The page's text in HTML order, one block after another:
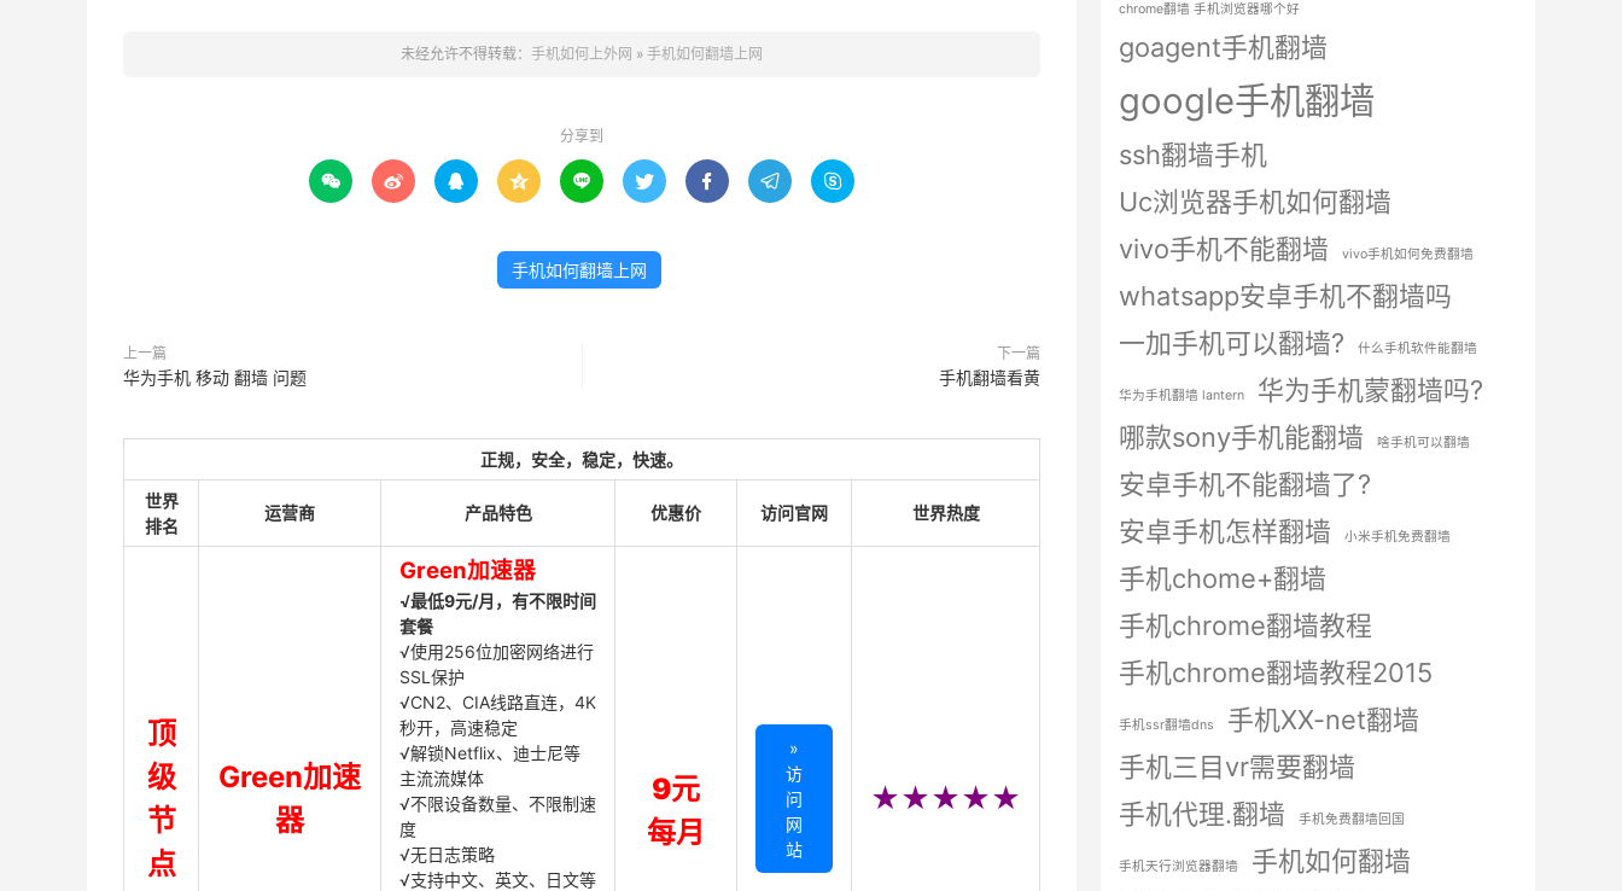
未经允许不得转载： 手机如何上外网 » 手机如何翻墙上网
分享到
        
手机如何翻墙上网
上一篇
华为手机 移动 翻墙 问题
下一篇
手机翻墙看黄
正规，安全，稳定，快速。
世界
排名
运营商 产品特色 优惠价 访问官网 世界热度
顶
级
节
点
Green加速
器
Green加速器
√最低9元/月，有不限时间
套餐
√使用256位加密网络进行
SSL保护
√CN2、CIA线路直连，4K
秒开，高速稳定
√解锁Netflix、迪士尼等
主流流媒体
√不限设备数量、不限制速
度
√无日志策略
√支持中文、英文、日文等
9元
每月
»
访
问
网
站
★★★★★
chrome翻墙 手机浏览器哪个好
goagent手机翻墙
google手机翻墙
ssh翻墙手机
Uc浏览器手机如何翻墙
vivo手机不能翻墙
vivo手机如何免费翻墙
whatsapp安卓手机不翻墙吗
一加手机可以翻墙?
什么手机软件能翻墙
华为手机翻墙 lantern
华为手机蒙翻墙吗?
哪款sony手机能翻墙
啥手机可以翻墙
安卓手机不能翻墙了?
安卓手机怎样翻墙
小米手机免费翻墙
手机chome+翻墙
手机chrome翻墙教程
手机chrome翻墙教程2015
手机ssr翻墙dns
手机XX-net翻墙
手机三目vr需要翻墙
手机代理.翻墙
手机免费翻墙回国
手机天行浏览器翻墙
手机如何翻墙